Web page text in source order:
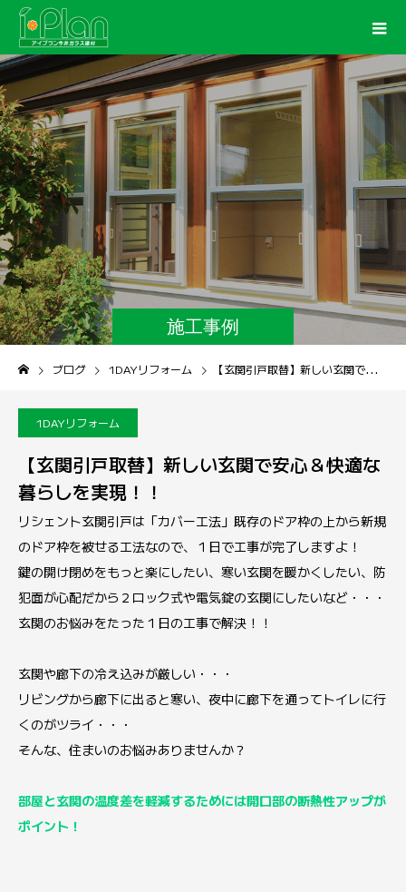
施工事例
ブログ 1DAYリフォーム 【玄関引戸取替】新しい玄関で安心＆快適な暮らしを実現！！
1DAYリフォーム
【玄関引戸取替】新しい玄関で安心＆快適な
暮らしを実現！！
リシェント玄関引戸は「カバー工法」既存のドア枠の上から新規
のドア枠を被せる工法なので、１日で工事が完了しますよ！
鍵の開け閉めをもっと楽にしたい、寒い玄関を暖かくしたい、防
犯面が心配だから２ロック式や電気錠の玄関にしたいなど・・・
玄関のお悩みをたった１日の工事で解決！！
玄関や廊下の冷え込みが厳しい・・・
リビングから廊下に出ると寒い、夜中に廊下を通ってトイレに行
くのがツライ・・・
そんな、住まいのお悩みありませんか？
部屋と玄関の温度差を軽減するためには開口部の断熱性アップが
ポイント！